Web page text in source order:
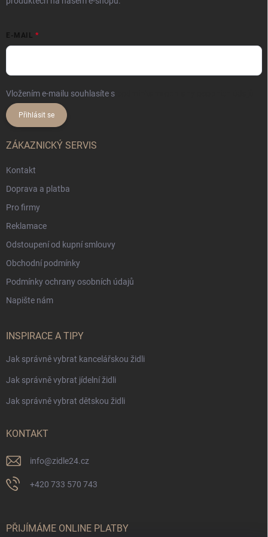
E-MAIL
Vložením e-mailu souhlasíte s
Přihlásit se
ZÁKAZNICKÝ SERVIS
Kontakt
Doprava a platba
Pro firmy
Reklamace
Odstoupení od kupní smlouvy
Obchodní podmínky
Podmínky ochrany osobních údajů
Napište nám
INSPIRACE A TIPY
Jak správně vybrat kancelářskou židli
Jak správně vybrat jídelní židli
Jak správně vybrat dětskou židli
KONTAKT
info@zidle24.cz
+420 733 570 743
PŘIJÍMÁME ONLINE PLATBY